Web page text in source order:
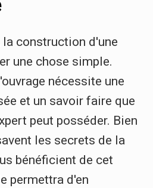
la construction d'une
une chose simple.
nécessite une
et un savoir faire que
peut posséder. Bien
les secrets de la
bénéficient de cet
permettra d'en